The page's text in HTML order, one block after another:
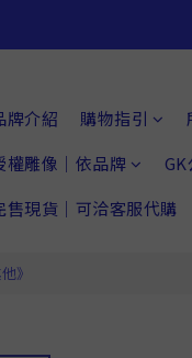
牌介紹 購物指引
權雕像｜依品牌
售現貨｜可洽客服代購
》